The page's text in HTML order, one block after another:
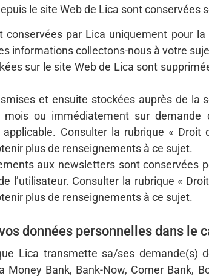
le site Web de Lica sont conservées
conservées par Lica uniquement pour
informations collectons-nous à votre
sur le site Web de Lica sont
et ensuite stockées auprès de
ou immédiatement sur
Consulter la rubrique «
plus de renseignements à ce sujet.
aux newsletters sont conservées
l’utilisateur. Consulter la rubrique «
plus de renseignements à ce sujet.
données personnelles dans le
Lica transmette sa/ses demande(s)
Money Bank, Bank-Now, Corner Bank,